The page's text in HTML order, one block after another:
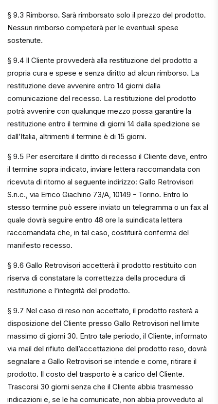
§ 9.3 Rimborso. Sarà rimborsato solo il prezzo del prodotto.
Nessun rimborso competerà per le eventuali spese
sostenute.
§ 9.4 Il Cliente provvederà alla restituzione del prodotto a
propria cura e spese e senza diritto ad alcun rimborso. La
restituzione deve avvenire entro 14 giorni dalla
comunicazione del recesso. La restituzione del prodotto
potrà avvenire con qualunque mezzo possa garantire la
restituzione entro il termine di giorni 14 dalla spedizione se
dall’Italia, altrimenti il termine è di 15 giorni.
§ 9.5 Per esercitare il diritto di recesso il Cliente deve, entro
il termine sopra indicato, inviare lettera raccomandata con
ricevuta di ritorno al seguente indirizzo: Gallo Retrovisori
S.n.c., via Errico Giachino 73/A, 10149 - Torino. Entro lo
stesso termine può essere inviato un telegramma o un fax al
quale dovrà seguire entro 48 ore la suindicata lettera
raccomandata che, in tal caso, costituirà conferma del
manifesto recesso.
§ 9.6 Gallo Retrovisori accetterà il prodotto restituito con
riserva di constatare la correttezza della procedura di
restituzione e l’integrità del prodotto.
§ 9.7 Nel caso di reso non accettato, il prodotto resterà a
disposizione del Cliente presso Gallo Retrovisori nel limite
massimo di giorni 30. Entro tale periodo, il Cliente, informato
via mail del rifiuto dell’accettazione del prodotto reso, dovrà
segnalare a Gallo Retrovisori se intende e come, ritirare il
prodotto. Il costo del trasporto è a carico del Cliente.
Trascorsi 30 giorni senza che il Cliente abbia trasmesso
indicazioni e, se le ha comunicate, non abbia provveduto al